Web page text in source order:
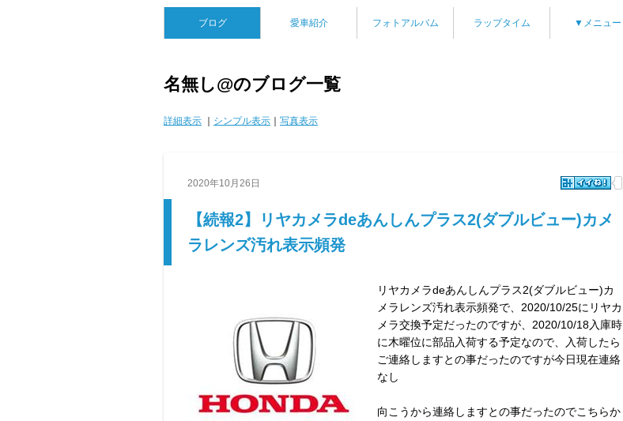
ブログ 愛車紹介 フォトアルバム ラップタイム ▼メニュー
名無し@のブログ一覧
詳細表示 シンプル表示 写真表示
2020年10月26日
【続報2】リヤカメラdeあんしんプラス2(ダブルビュー)カメ
ラレンズ汚れ表示頻発
リヤカメラdeあんしんプラス2(ダブルビュー)カ
メラレンズ汚れ表示頻発で、2020/10/25にリヤカ
メラ交換予定だったのですが、2020/10/18入庫時
に木曜位に部品入荷する予定なので、入荷したら
ご連絡しますとの事だったのですが今日現在連絡
なし
向こうから連絡しますとの事だったのでこちらか